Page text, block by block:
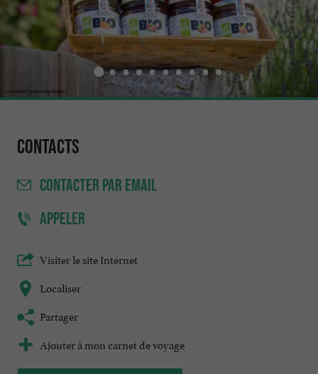
Contacts
CONTACTER PAR EMAIL
APPELER
Visiter le site Internet
Localiser
Partager
Ajouter à mon carnet de voyage